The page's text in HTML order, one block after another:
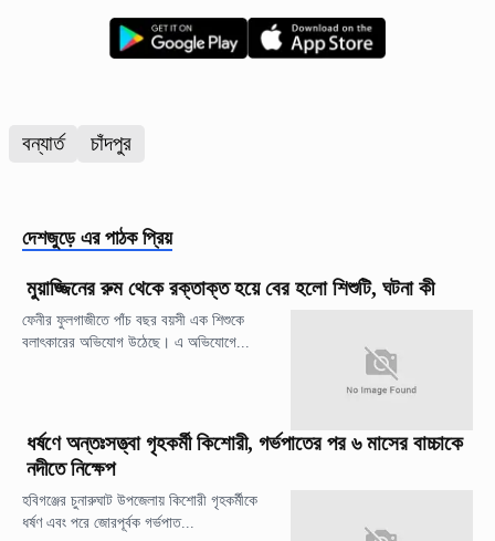
বন্যার্ত চাঁদপুর
দেশজুড়ে এর পাঠক প্রিয়
মুয়াজ্জিনের রুম থেকে রক্তাক্ত হয়ে বের হলো শিশুটি, ঘটনা কী
ফেনীর ফুলগাজীতে পাঁচ বছর বয়সী এক শিশুকে
বলাৎকারের অভিযোগ উঠেছে। এ অভিযোগে...
ধর্ষণে অন্তঃসত্ত্বা গৃহকর্মী কিশোরী, গর্ভপাতের পর ৬ মাসের বাচ্চাকে
নদীতে নিক্ষেপ
হবিগঞ্জের চুনারুঘাট উপজেলায় কিশোরী গৃহকর্মীকে
ধর্ষণ এবং পরে জোরপূর্বক গর্ভপাত...